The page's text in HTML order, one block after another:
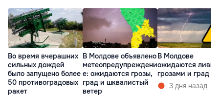
Во время вчерашних
сильных дождей
было запущено более
50 противоградовых
ракет
В Молдове объявлено
метеопредупреждени
е: ожидаются грозы,
град и шквалистый
ветер
В Молдове
ожидаются
грозами и град
3 дня назад